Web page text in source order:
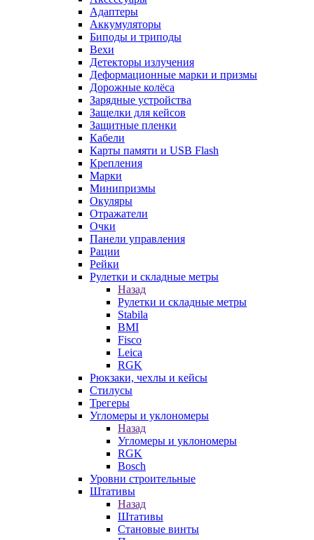
Адаптеры
Аккумуляторы
Биподы и триподы
Вехи
Детекторы излучения
Деформационные марки и призмы
Дорожные колёса
Зарядные устройства
Защелки для кейсов
Защитные пленки
Кабели
Карты памяти и USB Flash
Крепления
Марки
Минипризмы
Окуляры
Отражатели
Очки
Панели управления
Рации
Рейки
Рулетки и складные метры
Назад
Рулетки и складные метры
Stabila
BMI
Fisco
Leica
RGK
Рюкзаки, чехлы и кейсы
Стилусы
Трегеры
Угломеры и уклономеры
Назад
Угломеры и уклономеры
RGK
Bosch
Уровни строительные
Штативы
Назад
Штативы
Становые винты